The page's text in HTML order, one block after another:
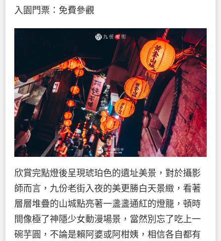
入園門票：免費參觀
欣賞完點燈後呈現琥珀色的遺址美景，對於攝影
師而言，九份老街入夜的美更勝白天景緻，看著
層層堆疊的山城點亮著一盞盞通紅的燈籠，頓時
間像極了神隱少女動漫場景，當然別忘了吃上一
碗芋圓，不論是賴阿婆或阿柑姨，相信各自都有